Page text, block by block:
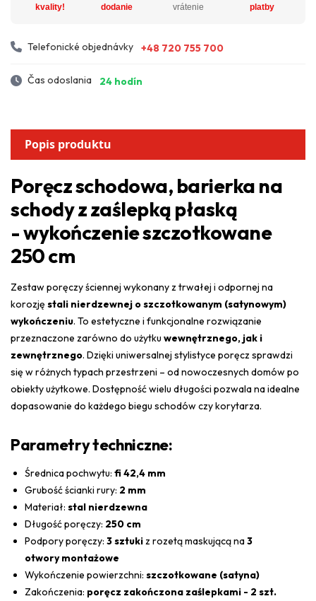
kvality!
dodanie
vrátenie
platby
Telefonické objednávky +48 720 755 700
Čas odoslania 24 hodín
Popis produktu
Poręcz schodowa, barierka na
schody z zaślepką płaską
- wykończenie szczotkowane
250 cm
Zestaw poręczy ściennej wykonany z trwałej i odpornej na
korozję stali nierdzewnej o szczotkowanym (satynowym)
wykończeniu. To estetyczne i funkcjonalne rozwiązanie
przeznaczone zarówno do użytku wewnętrznego, jak i
zewnętrznego. Dzięki uniwersalnej stylistyce poręcz sprawdzi
się w różnych typach przestrzeni – od nowoczesnych domów po
obiekty użytkowe. Dostępność wielu długości pozwala na idealne
dopasowanie do każdego biegu schodów czy korytarza.
Parametry techniczne:
Średnica pochwytu: fi 42,4 mm
Grubość ścianki rury: 2 mm
Materiał: stal nierdzewna
Długość poręczy: 250 cm
Podpory poręczy: 3 sztuki z rozetą maskującą na3
otwory montażowe
Wykończenie powierzchni: szczotkowane (satyna)
Zakończenia: poręcz zakończona zaślepkami - 2 szt.